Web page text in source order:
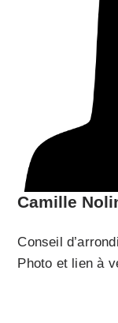
Camille
Conseil
Photo et lien à